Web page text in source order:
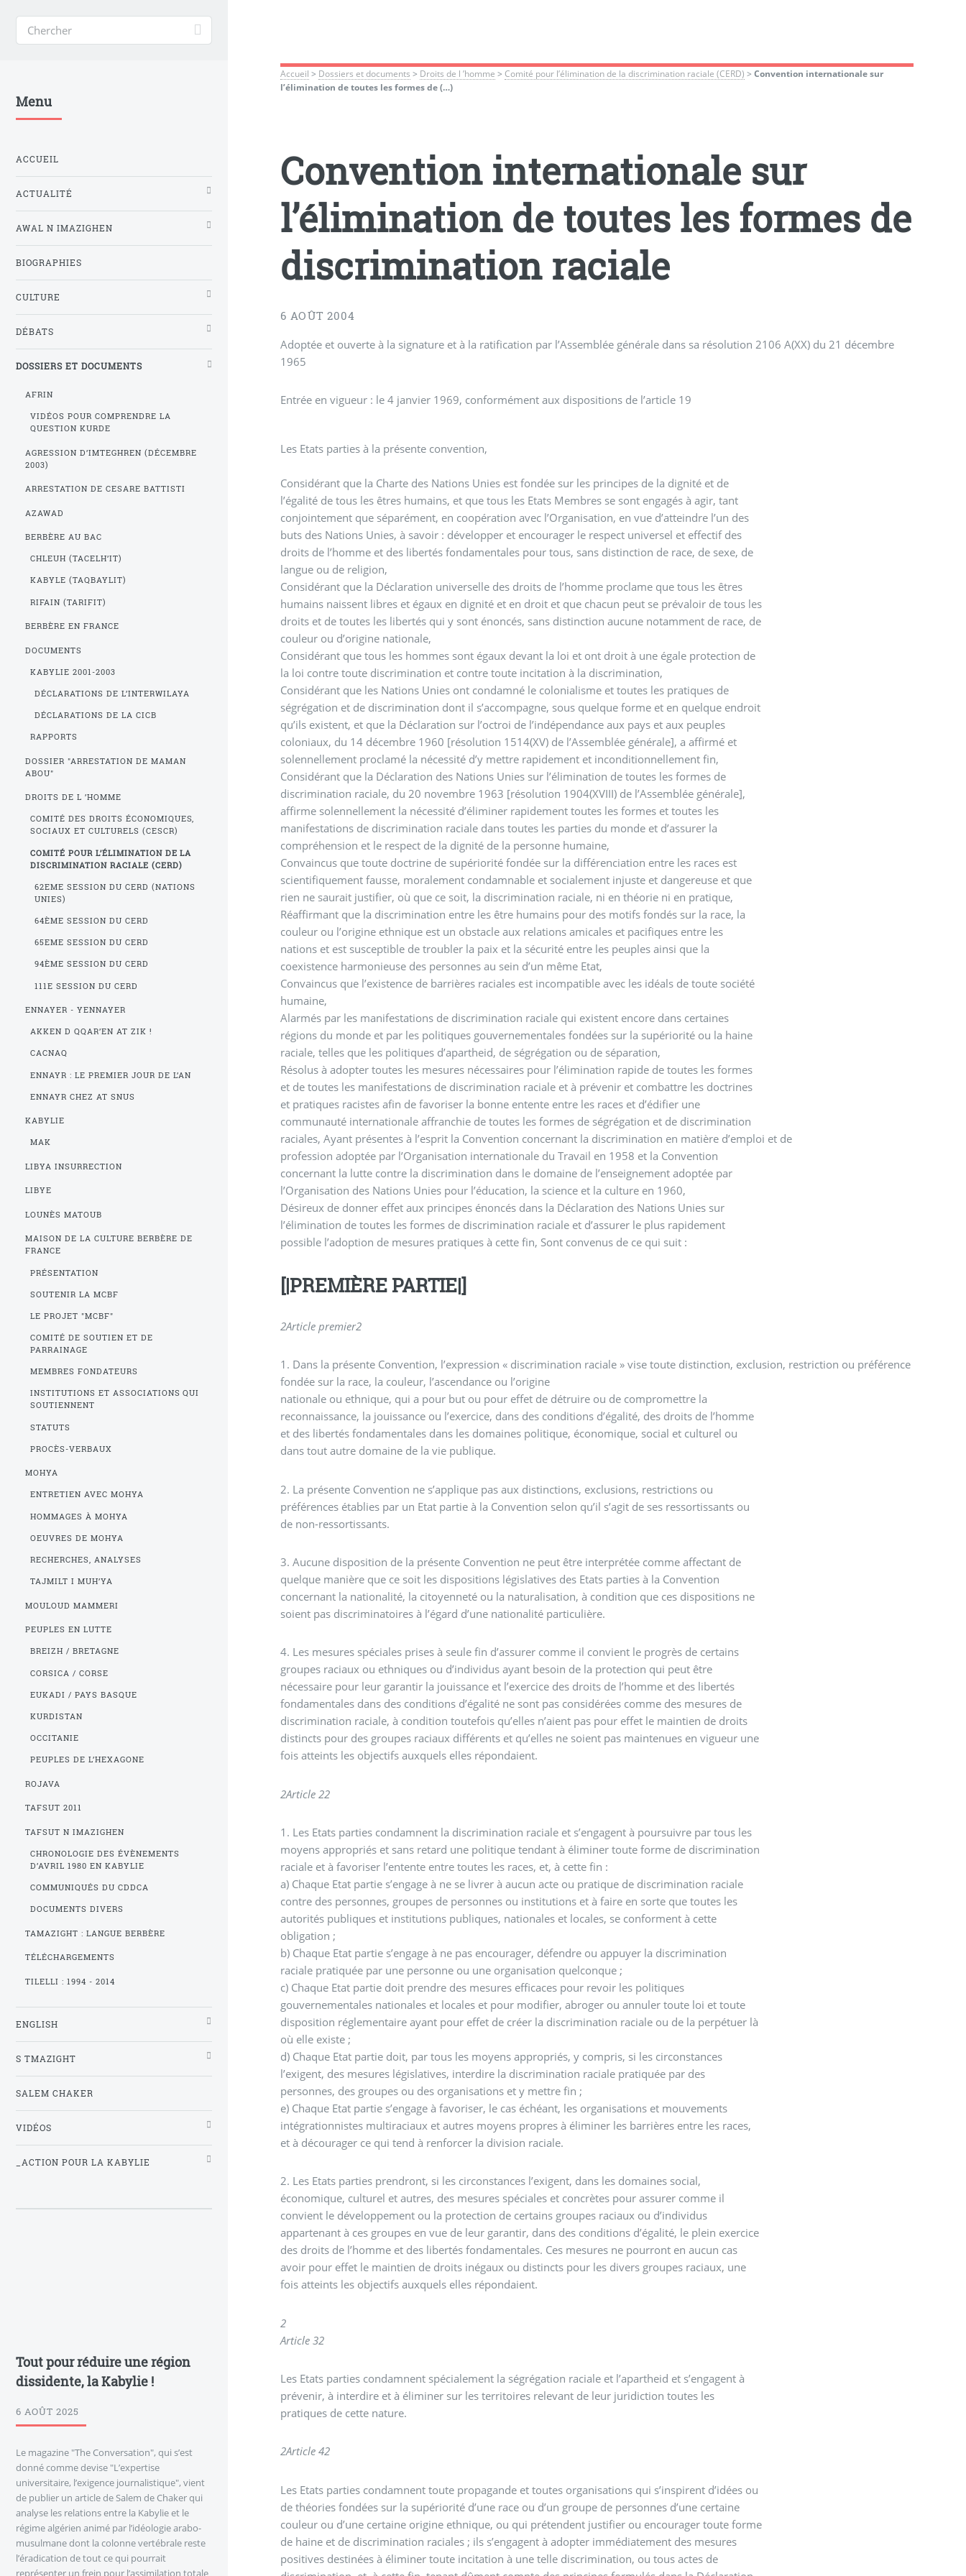
Accueil > Dossiers et documents > Droits de l ’homme >Comité pour l’élimination de la discrimination raciale (CERD) >Convention internationale sur
l’élimination de toutes les formes de (…)
Convention internationale sur
l’élimination de toutes les formes de
discrimination raciale
6 AOÛT 2004
Adoptée et ouverte à la signature et à la ratification par l’Assemblée générale dans sa résolution 2106 A(XX) du 21 décembre
1965
Entrée en vigueur : le 4 janvier 1969, conformément aux dispositions de l’article 19
Les Etats parties à la présente convention,
Considérant que la Charte des Nations Unies est fondée sur les principes de la dignité et de
l’égalité de tous les êtres humains, et que tous les Etats Membres se sont engagés à agir, tant
conjointement que séparément, en coopération avec l’Organisation, en vue d’atteindre l’un des
buts des Nations Unies, à savoir : développer et encourager le respect universel et effectif des
droits de l’homme et des libertés fondamentales pour tous, sans distinction de race, de sexe, de
langue ou de religion,
Considérant que la Déclaration universelle des droits de l’homme proclame que tous les êtres
humains naissent libres et égaux en dignité et en droit et que chacun peut se prévaloir de tous les
droits et de toutes les libertés qui y sont énoncés, sans distinction aucune notamment de race, de
couleur ou d’origine nationale,
Considérant que tous les hommes sont égaux devant la loi et ont droit à une égale protection de
la loi contre toute discrimination et contre toute incitation à la discrimination,
Considérant que les Nations Unies ont condamné le colonialisme et toutes les pratiques de
ségrégation et de discrimination dont il s’accompagne, sous quelque forme et en quelque endroit
qu’ils existent, et que la Déclaration sur l’octroi de l’indépendance aux pays et aux peuples
coloniaux, du 14 décembre 1960 [résolution 1514(XV) de l’Assemblée générale], a affirmé et
solennellement proclamé la nécessité d’y mettre rapidement et inconditionnellement fin,
Considérant que la Déclaration des Nations Unies sur l’élimination de toutes les formes de
discrimination raciale, du 20 novembre 1963 [résolution 1904(XVIII) de l’Assemblée générale],
affirme solennellement la nécessité d’éliminer rapidement toutes les formes et toutes les
manifestations de discrimination raciale dans toutes les parties du monde et d’assurer la
compréhension et le respect de la dignité de la personne humaine,
Convaincus que toute doctrine de supériorité fondée sur la différenciation entre les races est
scientifiquement fausse, moralement condamnable et socialement injuste et dangereuse et que
rien ne saurait justifier, où que ce soit, la discrimination raciale, ni en théorie ni en pratique,
Réaffirmant que la discrimination entre les être humains pour des motifs fondés sur la race, la
couleur ou l’origine ethnique est un obstacle aux relations amicales et pacifiques entre les
nations et est susceptible de troubler la paix et la sécurité entre les peuples ainsi que la
coexistence harmonieuse des personnes au sein d’un même Etat,
Convaincus que l’existence de barrières raciales est incompatible avec les idéals de toute société
humaine,
Alarmés par les manifestations de discrimination raciale qui existent encore dans certaines
régions du monde et par les politiques gouvernementales fondées sur la supériorité ou la haine
raciale, telles que les politiques d’apartheid, de ségrégation ou de séparation,
Résolus à adopter toutes les mesures nécessaires pour l’élimination rapide de toutes les formes
et de toutes les manifestations de discrimination raciale et à prévenir et combattre les doctrines
et pratiques racistes afin de favoriser la bonne entente entre les races et d’édifier une
communauté internationale affranchie de toutes les formes de ségrégation et de discrimination
raciales, Ayant présentes à l’esprit la Convention concernant la discrimination en matière d’emploi et de
profession adoptée par l’Organisation internationale du Travail en 1958 et la Convention
concernant la lutte contre la discrimination dans le domaine de l’enseignement adoptée par
l’Organisation des Nations Unies pour l’éducation, la science et la culture en 1960,
Désireux de donner effet aux principes énoncés dans la Déclaration des Nations Unies sur
l’élimination de toutes les formes de discrimination raciale et d’assurer le plus rapidement
possible l’adoption de mesures pratiques à cette fin, Sont convenus de ce qui suit :
[|PREMIÈRE PARTIE|]
2Article premier2
1. Dans la présente Convention, l’expression « discrimination raciale » vise toute distinction, exclusion, restriction ou préférence
fondée sur la race, la couleur, l’ascendance ou l’origine
nationale ou ethnique, qui a pour but ou pour effet de détruire ou de compromettre la
reconnaissance, la jouissance ou l’exercice, dans des conditions d’égalité, des droits de l’homme
et des libertés fondamentales dans les domaines politique, économique, social et culturel ou
dans tout autre domaine de la vie publique.
2. La présente Convention ne s’applique pas aux distinctions, exclusions, restrictions ou
préférences établies par un Etat partie à la Convention selon qu’il s’agit de ses ressortissants ou
de non-ressortissants.
3. Aucune disposition de la présente Convention ne peut être interprétée comme affectant de
quelque manière que ce soit les dispositions législatives des Etats parties à la Convention
concernant la nationalité, la citoyenneté ou la naturalisation, à condition que ces dispositions ne
soient pas discriminatoires à l’égard d’une nationalité particulière.
4. Les mesures spéciales prises à seule fin d’assurer comme il convient le progrès de certains
groupes raciaux ou ethniques ou d’individus ayant besoin de la protection qui peut être
nécessaire pour leur garantir la jouissance et l’exercice des droits de l’homme et des libertés
fondamentales dans des conditions d’égalité ne sont pas considérées comme des mesures de
discrimination raciale, à condition toutefois qu’elles n’aient pas pour effet le maintien de droits
distincts pour des groupes raciaux différents et qu’elles ne soient pas maintenues en vigueur une
fois atteints les objectifs auxquels elles répondaient.
2Article 22
1. Les Etats parties condamnent la discrimination raciale et s’engagent à poursuivre par tous les
moyens appropriés et sans retard une politique tendant à éliminer toute forme de discrimination
raciale et à favoriser l’entente entre toutes les races, et, à cette fin :
a) Chaque Etat partie s’engage à ne se livrer à aucun acte ou pratique de discrimination raciale
contre des personnes, groupes de personnes ou institutions et à faire en sorte que toutes les
autorités publiques et institutions publiques, nationales et locales, se conforment à cette
obligation ;
b) Chaque Etat partie s’engage à ne pas encourager, défendre ou appuyer la discrimination
raciale pratiquée par une personne ou une organisation quelconque ;
c) Chaque Etat partie doit prendre des mesures efficaces pour revoir les politiques
gouvernementales nationales et locales et pour modifier, abroger ou annuler toute loi et toute
disposition réglementaire ayant pour effet de créer la discrimination raciale ou de la perpétuer là
où elle existe ;
d) Chaque Etat partie doit, par tous les moyens appropriés, y compris, si les circonstances
l’exigent, des mesures législatives, interdire la discrimination raciale pratiquée par des
personnes, des groupes ou des organisations et y mettre fin ;
e) Chaque Etat partie s’engage à favoriser, le cas échéant, les organisations et mouvements
intégrationnistes multiraciaux et autres moyens propres à éliminer les barrières entre les races,
et à décourager ce qui tend à renforcer la division raciale.
2. Les Etats parties prendront, si les circonstances l’exigent, dans les domaines social,
économique, culturel et autres, des mesures spéciales et concrètes pour assurer comme il
convient le développement ou la protection de certains groupes raciaux ou d’individus
appartenant à ces groupes en vue de leur garantir, dans des conditions d’égalité, le plein exercice
des droits de l’homme et des libertés fondamentales. Ces mesures ne pourront en aucun cas
avoir pour effet le maintien de droits inégaux ou distincts pour les divers groupes raciaux, une
fois atteints les objectifs auxquels elles répondaient.
2
Article 32
Les Etats parties condamnent spécialement la ségrégation raciale et l’apartheid et s’engagent à
prévenir, à interdire et à éliminer sur les territoires relevant de leur juridiction toutes les
pratiques de cette nature.
2Article 42
Les Etats parties condamnent toute propagande et toutes organisations qui s’inspirent d’idées ou
de théories fondées sur la supériorité d’une race ou d’un groupe de personnes d’une certaine
couleur ou d’une certaine origine ethnique, ou qui prétendent justifier ou encourager toute forme
de haine et de discrimination raciales ; ils s’engagent à adopter immédiatement des mesures
positives destinées à éliminer toute incitation à une telle discrimination, ou tous actes de
Menu
ACCUEIL
ACTUALITÉ
AWAL N IMAZIGHEN
BIOGRAPHIES
CULTURE
DÉBATS
DOSSIERS ET DOCUMENTS
AFRIN
VIDÉOS POUR COMPRENDRE LA
QUESTION KURDE
AGRESSION D’IMTEGHREN (DÉCEMBRE
2003)
ARRESTATION DE CESARE BATTISTI
AZAWAD
BERBÈRE AU BAC
CHLEUH (TACELH’IT)
KABYLE (TAQBAYLIT)
RIFAIN (TARIFIT)
BERBÈRE EN FRANCE
DOCUMENTS
KABYLIE 2001-2003
DÉCLARATIONS DE L’INTERWILAYA
DÉCLARATIONS DE LA CICB
RAPPORTS
DOSSIER "ARRESTATION DE MAMAN
ABOU"
DROITS DE L ’HOMME
COMITÉ DES DROITS ÉCONOMIQUES,
SOCIAUX ET CULTURELS (CESCR)
COMITÉ POUR L’ÉLIMINATION DE LA
DISCRIMINATION RACIALE (CERD)
62EME SESSION DU CERD (NATIONS
UNIES)
64ÈME SESSION DU CERD
65EME SESSION DU CERD
94ÈME SESSION DU CERD
111E SESSION DU CERD
ENNAYER - YENNAYER
AKKEN D QQAR’EN AT ZIK !
CACNAQ
ENNAYR : LE PREMIER JOUR DE L’AN
ENNAYR CHEZ AT SNUS
KABYLIE
MAK
LIBYA INSURRECTION
LIBYE
LOUNÈS MATOUB
MAISON DE LA CULTURE BERBÈRE DE
FRANCE
PRÉSENTATION
SOUTENIR LA MCBF
LE PROJET "MCBF"
COMITÉ DE SOUTIEN ET DE
PARRAINAGE
MEMBRES FONDATEURS
INSTITUTIONS ET ASSOCIATIONS QUI
SOUTIENNENT
STATUTS
PROCÈS-VERBAUX
MOHYA
ENTRETIEN AVEC MOHYA
HOMMAGES À MOHYA
OEUVRES DE MOHYA
RECHERCHES, ANALYSES
TAJMILT I MUH’YA
MOULOUD MAMMERI
PEUPLES EN LUTTE
BREIZH / BRETAGNE
CORSICA / CORSE
EUKADI / PAYS BASQUE
KURDISTAN
OCCITANIE
PEUPLES DE L’HEXAGONE
ROJAVA
TAFSUT 2011
TAFSUT N IMAZIGHEN
CHRONOLOGIE DES ÉVÈNEMENTS
D’AVRIL 1980 EN KABYLIE
COMMUNIQUÉS DU CDDCA
DOCUMENTS DIVERS
TAMAZIGHT : LANGUE BERBÈRE
TÉLÉCHARGEMENTS
TILELLI : 1994 - 2014
ENGLISH
S TMAZIGHT
SALEM CHAKER
VIDÉOS
_ACTION POUR LA KABYLIE
Tout pour réduire une région
dissidente, la Kabylie !
6 AOÛT 2025
Le magazine "The Conversation", qui s’est
donné comme devise "L’expertise
universitaire, l’exigence journalistique", vient
de publier un article de Salem de Chaker qui
analyse les relations entre la Kabylie et le
régime algérien animé par l’idéologie arabo-
musulmane dont la colonne vertébrale reste
l’éradication de tout ce qui pourrait
représenter un frein pour l’assimilation totale